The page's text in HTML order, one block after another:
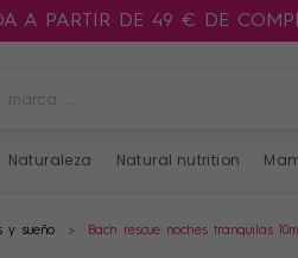
A PARTIR DE 49 € DE
Naturaleza Natural nutrition
y sueño Bach rescue noches tranquilas 10ml